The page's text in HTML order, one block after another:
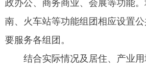
边、体育公园周边、站前片区等功能核心
新城片区构建疏密有致、尺度宜人的
局。重点管控新城路、振兴路沿线及友